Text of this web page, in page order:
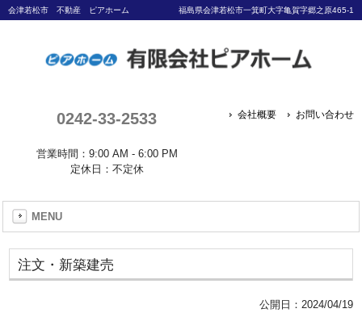
会津若松市 不動産 ピアホーム 福島県会津若松市一箕町大字亀賀字郷之原465-1
0242-33-2533
営業時間：9:00 AM - 6:00 PM
定休日：不定休
会社概要 お問い合わせ
MENU
注文・新築建売
公開日： 2024/04/19